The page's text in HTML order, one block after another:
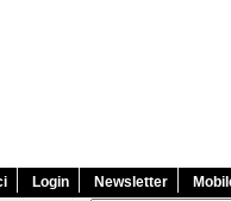
Login Newsletter